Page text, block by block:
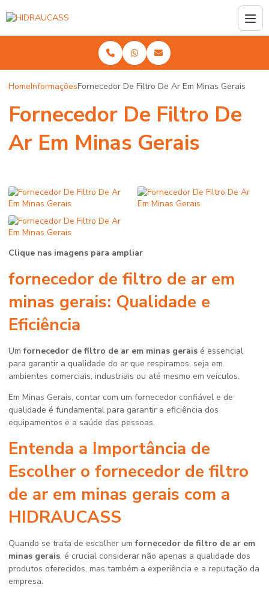
HomeInformaçõesFornecedor De Filtro De Ar Em Minas Gerais
Fornecedor De Filtro De
Ar Em Minas Gerais
Clique nas imagens para ampliar
fornecedor de filtro de ar em
minas gerais: Qualidade e
Eficiência
Umfornecedor de filtro de ar em minas gerais é essencial
para garantir a qualidade do ar que respiramos, seja em
ambientes comerciais, industriais ou até mesmo em veículos.
Em Minas Gerais, contar com um fornecedor confiável e de
qualidade é fundamental para garantir a eficiência dos
equipamentos e a saúde das pessoas.
Entenda a Importância de
Escolher o fornecedor de filtro
de ar em minas gerais com a
HIDRAUCASS
Quando se trata de escolher umfornecedor de filtro de ar em
minas gerais, é crucial considerar não apenas a qualidade dos
produtos oferecidos, mas também a experiência e a reputação da
empresa.